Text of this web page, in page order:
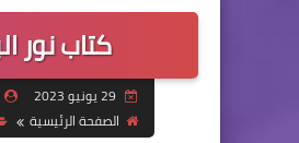
كتاب نور
الصفحة الرئيسية